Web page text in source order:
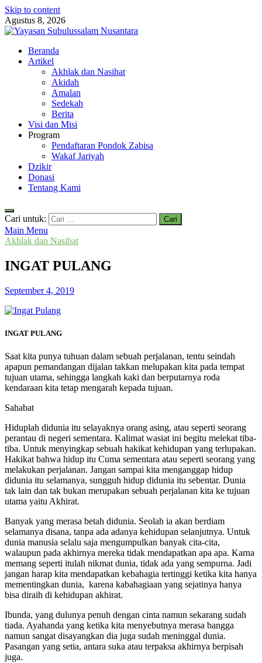
Skip to content
Agustus 8, 2026
Yayasan Subulussalam Nusantara
Yayasan Subulussalam Nusantara – Rumah Tahfidz Zabisa (Zaid bin
Tsabit) Temanggung – Tebar Manfaat untuk Ummat
Beranda
Artikel
Akhlak dan Nasihat
Akidah
Amalan
Sedekah
Berita
Visi dan Misi
Program
Pendaftaran Pondok Zabisa
Wakaf Jariyah
Dzikir
Donasi
Tentang Kami
Cari untuk:
Main Menu
Akhlak dan Nasihat
INGAT PULANG
September 4, 2019
INGAT PULANG
Saat kita punya tuhuan dalam sebuah perjalanan, tentu seindah
apapun pemandangan dijalan takkan melupakan kita pada tempat
tujuan utama, sehingga langkah kaki dan berputarnya roda
kendaraan kita tetap mengarah kepada tujuan.
Sahabat
Hiduplah didunia itu selayaknya orang asing, atau seperti seorang
perantau di negeri sementara. Kalimat wasiat ini begitu melekat tiba-
tiba. Untuk menyingkap sebuah hakikat kehidupan yang terlupakan.
Hakikat bahwa hidup itu Cuma sementara atau seperti seorang yang
melakukan perjalanan. Jangan sampai kita menganggap hidup
didunia itu selamanya, sungguh hidup didunia itu sebentar. Dunia
tak lain dan tak bukan merupakan sebuah perjalanan kita ke tujuan
utama yaitu Akhirat.
Banyak yang merasa betah didunia. Seolah ia akan berdiam
selamanya disana, tanpa ada adanya kehidupan selanjutnya. Untuk
dunia manusia selalu saja mengumpulkan banyak cita-cita,
walaupun pada akhirnya mereka tidak mendapatkan apa apa. Karna
memang seperti itulah nikmat dunia, tidak ada yang sempurna. Jadi
jangan harap kita mendapatkan kebahagia tertinggi ketika kita hanya
mementingkan dunia, karena kabahagiaan yang sejatinya hanya
bisa diraih di kehidupan akhirat.
Ibunda, yang dulunya penuh dengan cinta namun sekarang sudah
tiada. Ayahanda yang ketika kita menyebutnya merasa bangga
namun sangat disayangkan dia juga sudah meninggal dunia.
Pasangan yang setia, antara suka atau terpaksa akhirnya berpisah
juga.